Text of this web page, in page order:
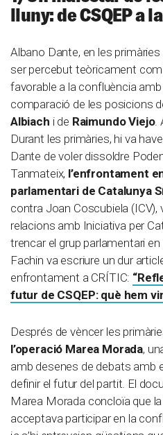
lluny: de CSQEP a
Albano Dante, en les
ser percebut teòricament
favorable a la confluència
comparació de les posicions
Albiach i de Raimundo Viejo.
Durant les primàries, hi va
Dante de voler dissoldre
Tanmateix, l’enfrontament
parlamentari de Catalunya
contra Joan Coscubiela
relacions amb Iniciativa per
trencar el grup parlamentari
Fachin va escriure un dur
enfrontament a CRÍTIC:
futur de CSQEP: què hem
Després de vèncer les
l’operació Marea Morada,
amb desenes de debats amb
definir el futur del partit. El
Marea Morada concloïa que
acceptava participar en la